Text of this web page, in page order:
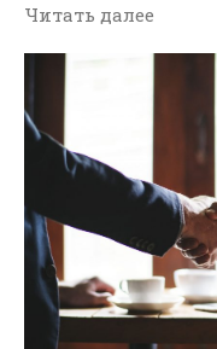
Читать далее